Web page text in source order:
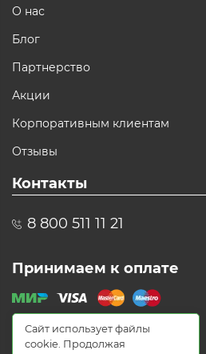
О нас
Блог
Партнерство
Акции
Корпоративным клиентам
Отзывы
Контакты
8 800 511 11 21
Принимаем к оплате
Сайт использует файлы
cookie. Продолжая